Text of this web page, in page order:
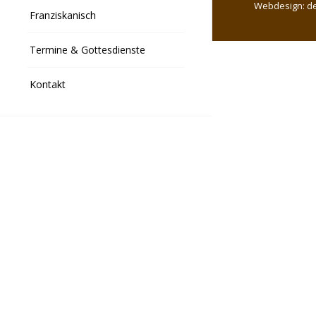
Franziskanisch
Termine & Gottesdienste
Kontakt
Webdesign: